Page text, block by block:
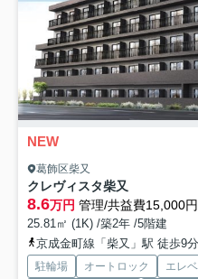
NEW
葛飾区柴又
クレヴィスタ柴又
8.6万円 管理/共益費15,000円
25.81㎡ (1K) /築2年 /5階建
京成金町線「柴又」駅 徒歩9分
駐輪場 オートロック エレ